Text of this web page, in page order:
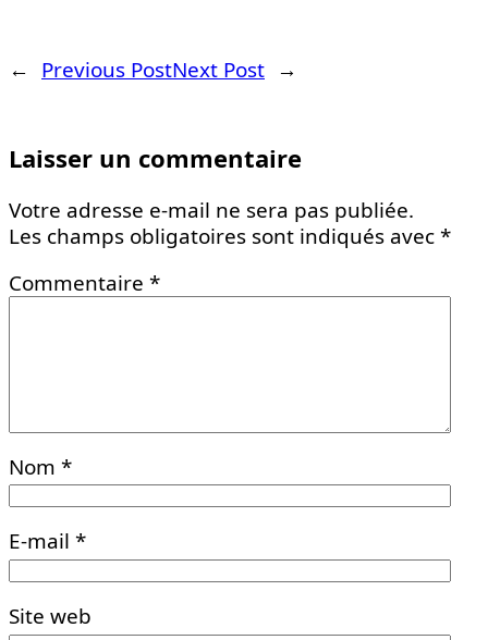
← Previous PostNext Post →
Laisser un commentaire
Votre adresse e-mail ne sera pas publiée.
Les champs obligatoires sont indiqués avec*
Commentaire *
Nom *
E-mail *
Site web